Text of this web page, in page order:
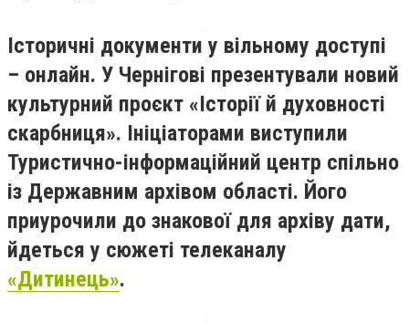
Історичні документи у вільному доступі
– онлайн. У Чернігові презентували новий
культурний проєкт «Історії й духовності
скарбниця». Ініціаторами виступили
Туристично-інформаційний центр спільно
із Державним архівом області. Його
приурочили до знакової для архіву дати,
йдеться у сюжеті телеканалу
«Дитинець».